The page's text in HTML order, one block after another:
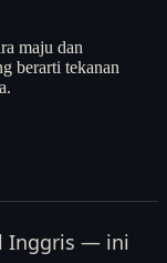
maju dan
berarti tekanan
Inggris — ini